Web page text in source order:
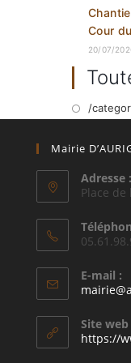
Cour
20/07/
/
Mairie
Adresse :
Place de
E-mail :
Site web
https://